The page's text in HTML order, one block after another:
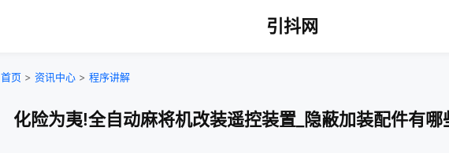
引抖网
首页 > 资讯中心 > 程序讲解
化险为夷!全自动麻将机改装遥控装置_隐蔽加装配件有